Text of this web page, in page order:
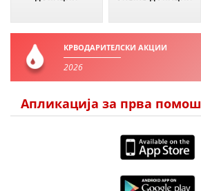
КРВОДАРИТЕЛСКИ АКЦИИ
2026
Апликација за прва помош